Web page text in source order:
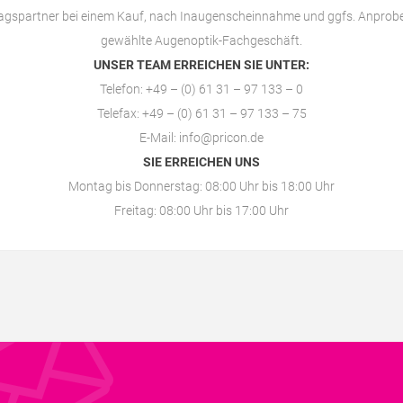
bei einem Kauf, nach Inaugenscheinnahme und ggfs.
gewählteAugenoptik-Fachgeschäft
UNSER TEAM ERREICHEN SIE UNTER:
Telefon: +49 – (0) 61 31 – 97 133 – 0
Telefax: +49 – (0) 61 31 – 97 133 – 75
E-Mail: info@pricon.de
SIE ERREICHEN UNS
Montag bis Donnerstag: 08:00 Uhr bis 18:00 Uhr
Freitag: 08:00 Uhr bis 17:00 Uhr